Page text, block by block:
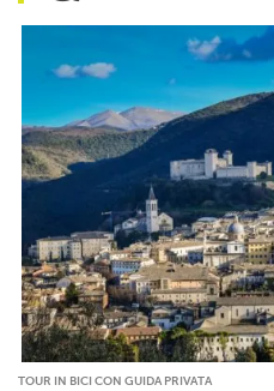
TOUR IN BICI CON GUIDA PRIVATA